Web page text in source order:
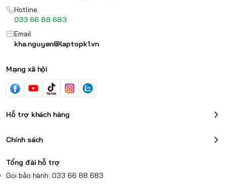
Hotline
033 66 88 683
Email
kha.nguyen@laptopk1.vn
Mạng xã hội
Hỗ trợ khách hàng
Chính sách
Tổng đài hỗ trợ
Gọi bảo hành: 033 66 88 683